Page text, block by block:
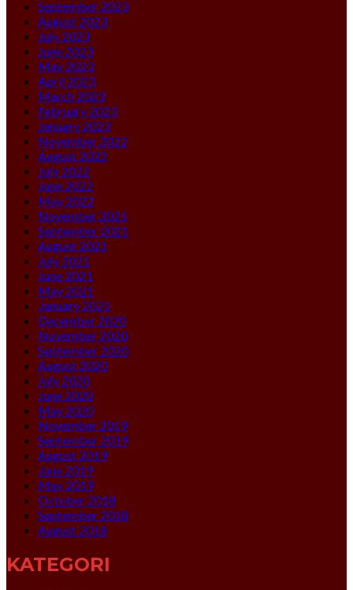
September 2023
August 2023
July 2023
June 2023
May 2023
April 2023
March 2023
February 2023
January 2023
November 2022
August 2022
July 2022
June 2022
May 2022
November 2021
September 2021
August 2021
July 2021
June 2021
May 2021
January 2021
December 2020
November 2020
September 2020
August 2020
July 2020
June 2020
May 2020
November 2019
September 2019
August 2019
June 2019
May 2019
October 2018
September 2018
August 2018
KATEGORI